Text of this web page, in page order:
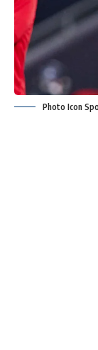
Photo Icon